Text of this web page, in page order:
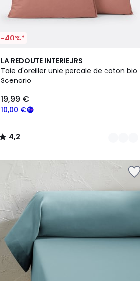
-40%*
LA REDOUTE INTERIEURS
Taie d'oreiller unie percale de coton bio
Scenario
10,00 €
19,99 €
4,2
/ 5
12
Couleurs
4,2
/